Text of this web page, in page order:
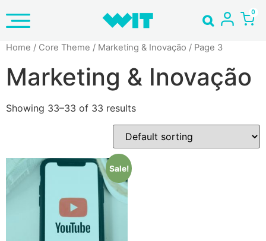
Home / Core Theme / Marketing & Inovação / Page 3
Marketing & Inovação
Showing 33–33 of 33 results
Sale!